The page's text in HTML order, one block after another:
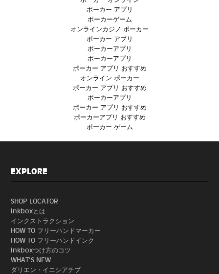
ポーカー アプリ
ポーカーゲーム
オンラインカジノ ポーカー
ポーカー アプリ
ポーカーアプリ
ポーカーアプリ
ポーカー アプリ おすすめ
オンライン ポーカー
ポーカー アプリ おすすめ
ポーカーアプリ
ポーカー アプリ おすすめ
ポーカーアプリ おすすめ
ポーカー ゲーム
EXPLORE
SHOP LOCATOR
Inkboxとは
インクストラクション
HOW TO フリーハンドマーカー
HOW TO フリーハンドインク
Inkboxつけ方のコツ
WHAT'S NEW
ダリエン・イニシアチブ